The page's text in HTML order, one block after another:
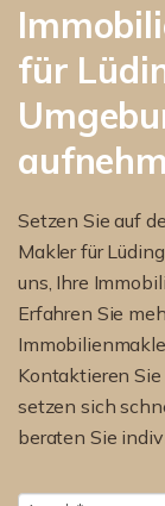
für
Setzen Sie auf
Makler für
uns, Ihre
Erfahren Sie
Kontaktieren
setzen sich
beraten Sie